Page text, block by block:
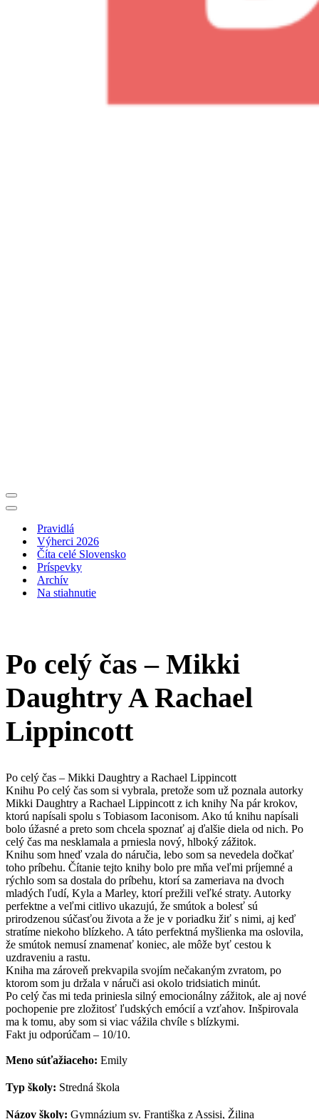
Menu
navigácie
Menu
navigáciePravidlá
Výherci 2026
Číta celé Slovensko
Príspevky
Archív
Na stiahnutie
Po celý čas – Mikki
Daughtry A Rachael
Lippincott
Po celý čas – Mikki Daughtry a Rachael Lippincott
Knihu Po celý čas som si vybrala, pretože som už poznala autorky
Mikki Daughtry a Rachael Lippincott z ich knihy Na pár krokov,
ktorú napísali spolu s Tobiasom Iaconisom. Ako tú knihu napísali
bolo úžasné a preto som chcela spoznať aj ďalšie diela od nich. Po
celý čas ma nesklamala a prniesla nový, hlboký zážitok.
Knihu som hneď vzala do náručia, lebo som sa nevedela dočkať
toho príbehu. Čítanie tejto knihy bolo pre mňa veľmi príjemné a
rýchlo som sa dostala do príbehu, ktorí sa zameriava na dvoch
mladých ľudí, Kyla a Marley, ktorí prežili veľké straty. Autorky
perfektne a veľmi citlivo ukazujú, že smútok a bolesť sú
prirodzenou súčasťou života a že je v poriadku žiť s nimi, aj keď
stratíme niekoho blízkeho. A táto perfektná myšlienka ma oslovila,
že smútok nemusí znamenať koniec, ale môže byť cestou k
uzdraveniu a rastu.
Kniha ma zároveň prekvapila svojím nečakaným zvratom, po
ktorom som ju držala v náruči asi okolo tridsiatich minút.
Po celý čas mi teda priniesla silný emocionálny zážitok, ale aj nové
pochopenie pre zložitosť ľudských emócií a vzťahov. Inšpirovala
ma k tomu, aby som si viac vážila chvíle s blízkymi.
Fakt ju odporúčam – 10/10.
Meno súťažiaceho: Emily
Typ školy: Stredná škola
Názov školy: Gymnázium sv. Františka z Assisi, Žilina